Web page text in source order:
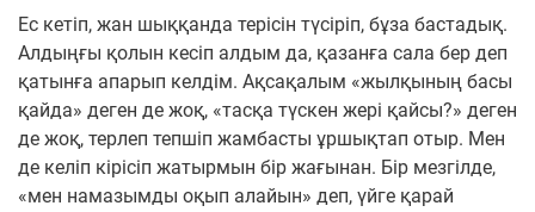
Ес кетіп, жан шыққанда терісін түсіріп, бұза бастадық.
Алдыңғы қолын кесіп алдым да, қазанға сала бер деп
қатынға апарып келдім. Ақсақалым «жылқының басы
қайда» деген де жоқ, «тасқа түскен жері қайсы?» деген
де жоқ, терлеп тепшіп жамбасты ұршықтап отыр. Мен
де келіп кірісіп жатырмын бір жағынан. Бір мезгілде,
«мен намазымды оқып алайын» деп, үйге қарай